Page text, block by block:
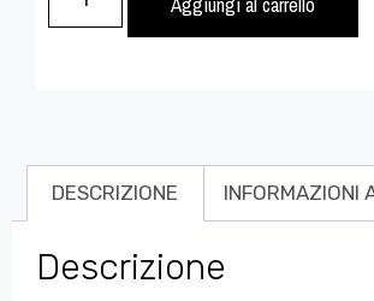
DESCRIZIONE INFORMAZIONI
Descrizione